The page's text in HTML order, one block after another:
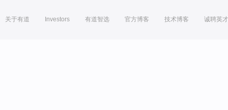
关于有道 Investors 有道智选 官方博客 技术博客 诚聘英才